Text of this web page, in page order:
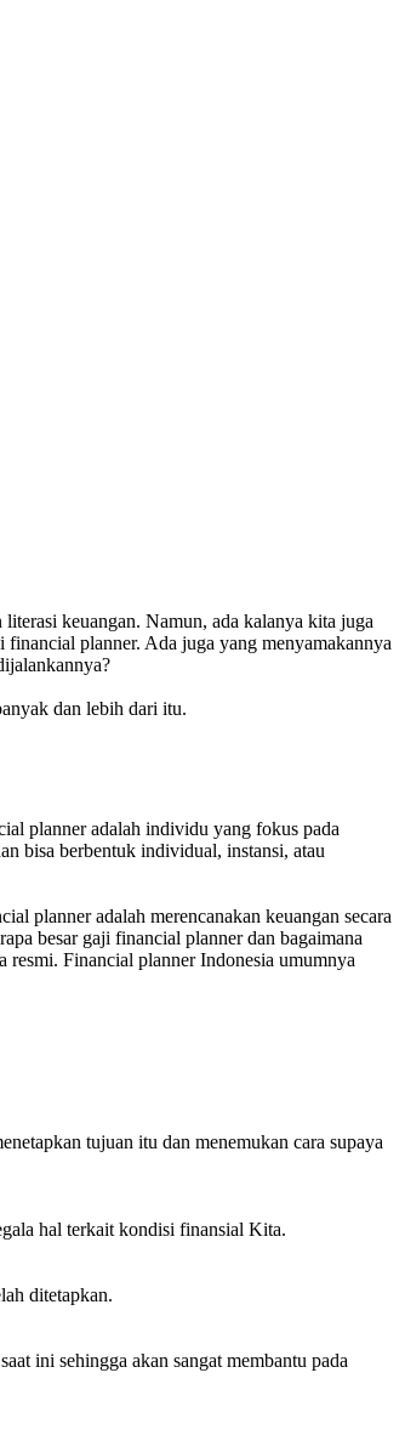
keuangan. Namun, ada kalanya kita juga
planner. Ada juga yang menyamakannya
dan lebih dari itu.
planner adalah individu yang fokus pada
bisa berbentuk individual, instansi, atau
planner adalah merencanakan keuangan secara
besar gaji financial planner dan bagaimana
resmi. Financial planner Indonesia umumnya
tujuan itu dan menemukan cara supaya
hal terkait kondisi finansial Kita.
ditetapkan.
ini sehingga akan sangat membantu pada